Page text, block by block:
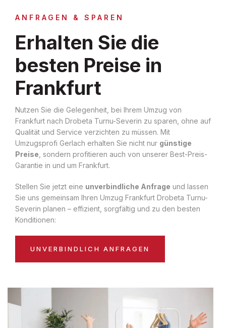
ANFRAGEN & SPAREN
Erhalten Sie die
besten Preise in
Frankfurt
Nutzen Sie die Gelegenheit, bei Ihrem Umzug von
Frankfurt nach Drobeta Turnu-Severin zu sparen, ohne auf
Qualität und Service verzichten zu müssen. Mit
Umzugsprofi Gerlach erhalten Sie nicht nur günstige
Preise , sondern profitieren auch von unserer Best-Preis-
Garantie in und um Frankfurt.
Stellen Sie jetzt eine unverbindliche Anfrage und lassen
Sie uns gemeinsam Ihren Umzug Frankfurt Drobeta Turnu-
Severin planen – effizient, sorgfältig und zu den besten
Konditionen:
UNVERBINDLICH ANFRAGEN